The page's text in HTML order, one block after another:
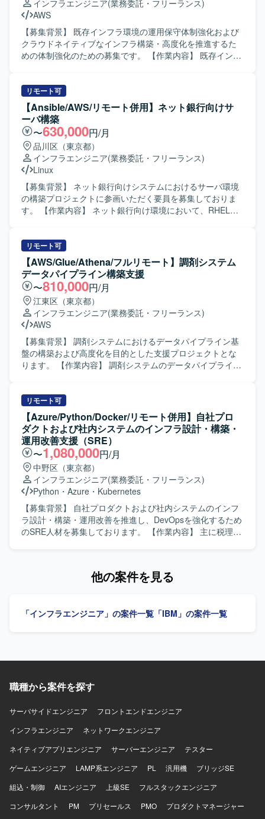
方を求めています。新しいプロダクトをゼロから形にして
いくことに興味があり、ステークホルダーと協働しながら
サービス全体をより良くしていく姿勢をお持ちの方が望ま
しいです。 【ポジションの魅力】 日本の法規制に準拠した
国産AIクラウドという先進的な領域において、構想段階か
一員として、クラウド基盤とサービスの両面に影響力のあ
る設計・開発に携わることができる環境です。 【開発環
境】 クラウドネイティブ環境（コンテナ／Kubernetes／
CI・CD等）を前提としたバックエンドおよびAPI中心のア
ーキテクチャを採用予定です。
インフラエンジニア(業務委託・フリーランス)
AWS
【募集背景】 既存インフラ環境の運用保守体制強化および
クラウドネイティブなインフラ構築・高度化を推進するた
めの体制強化のための募集です。 【作業内容】 既存インフ
ティングや問い合わせ対応、Webアプリケーション
（Rails、Laravel、Spring）向けサーバー構築をTerraform
を用いたIaCで実施していただきます。また、AWSクロスア
カウント環境におけるネットワーク構築をTerraformで行
い、クラウドおよびオンプレミス環境のセキュリティ監視
と防御体制の設計・構築・運用を行っていただきます。加
えて、MTGへの参加、ドキュメント作成・レビュー、チケ
ットワークなど付随業務にも対応していただきます。 【求
める人物像】 クラウドネイティブなインフラ構築に主体的
に取り組み、IaCやコンテナ技術などモダンな技術の習得に
前向きな方を求めています。チームの一員としてコミュニ
較的大規模なクラウドネイティブなインフラやネットワー
クの構築をチームの一員として経験でき、実践的なプロジ
ェクトに関わりながらスキルを深めることができます。ク
ラウドシフトやクラウドリフトを推進する環境で、IaCを活
用したコンテナ化に取り組み、モダンな技術スタックを実
務で習得できます。将来的には不動産テック分野でのデー
タパイプライン構築や分析基盤へのデータ集約など、機械
学習やAI関連プロジェクトに関わる機会も想定されていま
す。 【開発環境】 AWSを中心としたクラウドインフラ上
で、TerraformやCloudFormationなどのIaCツール、Ansible
やPuppetなどの構成管理ツール、Dockerおよびコンテナ関
リモート可
【Ansible/AWS/リモート併用】ネット銀行向けサ
ーバ構築
〜630,000円/月
品川区（東京都）
インフラエンジニア(業務委託・フリーランス)
Linux
【募集背景】 ネット銀行向けシステムにおけるサーバ環境
の構築プロジェクトに参画いただく要員を募集しておりま
す。 【作業内容】 ネット銀行向け環境において、RHELを
ブリッククラウド環境におけるサーバ構築支援も行ってい
ただきます。 【求める人物像】 サーバ設計構築作業に主体
的に取り組み、周囲とコミュニケーションを取りながら業
務を進めていただける方を求めております。 【ポジション
の魅力】 金融系システムのサーバ構築に携わることで、大
規模かつ高信頼性が求められる環境での設計構築経験を積
むことができます。Ansibleを活用した自動化やパブリック
クラウドの構築経験を深めることができるポジションで
す。 【開発環境】 RHELを中心としたサーバ環境および
AWS等のパブリッククラウド環境において、Ansibleを用い
た自動化構成で構築を行います。
リモート可
【AWS/Glue/Athena/フルリモート】調剤システム
データパイプライン構築支援
〜810,000円/月
江東区（東京都）
インフラエンジニア(業務委託・フリーランス)
AWS
【募集背景】 調剤システムにおけるデータパイプライン基
盤の構築および高度化を目的とした支援プロジェクトとな
ります。 【作業内容】 調剤システムのデータパイプライン
ータパイプラインの実装を担当していただきます。データ
加工においてはAWS GlueやAthenaなどのサービスを活用
し、データの抽出、変換、ロード処理などを設計・実装し
ていただきます。 【求める人物像】 データパイプラインや
データウェアハウスに関する知見を活かし、要件に応じた
適切な技術選定や設計ができる方を求めております。技術
的な課題に主体的に取り組み、関係者とコミュニケーショ
ンを取りながら柔軟に対応できる方を歓迎いたします。
【ポジションの魅力】 クラウド環境におけるデータパイプ
ライン構築に携わることで、SnowflakeやRED、AWS
Glue、Athenaといったモダンなデータ基盤関連技術の経験
を深めていただけます。調剤システム領域のデータ活用基
ハウス・パイプラインツールを組み合わせた構成を想定し
リモート可
【Azure/Python/Docker/リモート併用】自社プロ
ダクトおよび社内システムのインフラ設計・構築・
運用改善支援（SRE）
〜1,080,000円/月
中野区（東京都）
インフラエンジニア(業務委託・フリーランス)
Python ・ Azure ・ Kubernetes
【募集背景】 自社プロダクトおよび社内システムのインフ
ラ設計・構築・運用改善を推進し、DevOpsを強化するため
のSRE人材を募集しております。 【作業内容】 主に税理
計、構築、運用改善をリードしていただきます。 会計デー
きます。 SLI/SLOによる信頼性の指標化、IaCによる再現性
構築、運用を行っていただきます。 IaC（Infrastructure as
動化ツールの開発を行っていただきます。 CI/CDパイプラ
視、オブザーバビリティ基盤の整備およびパフォーマンス
ント対応プロセスの整備と運用を行っていただきます。 SLI
/ SLO の導入、運用によるシステム信頼性の指標化と改善を
行っていただきます。 開発チームと連携したDevOps推進
を行っていただきます。 【求める人物像】 インフラ設計、
ながらDevOpsやSREのプラクティスを組織に根付かせてい
ける方を求めております。 【ポジションの魅力】 会計デー
他の案件を見る
「インフラエンジニア」の案件一覧 「IBM」の案件一覧
職種から案件を探す
サーバサイドエンジニア
フロントエンドエンジニア
インフラエンジニア
ネットワークエンジニア
ネイティブアプリエンジニア
サーバーエンジニア
テスター
ゲームエンジニア
LAMP系エンジニア PL 汎用機
ブリッジSE
組込・制御
AIエンジニア 上級SE
フルスタックエンジニア
コンサルタント
PM プリセールス PMO
プロダクトマネージャー